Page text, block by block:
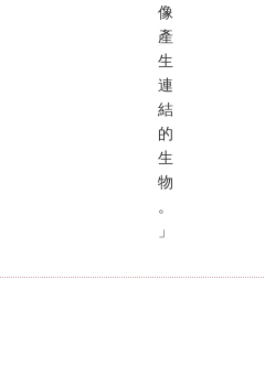
像
產
生
連
結
的
生
物
。
」